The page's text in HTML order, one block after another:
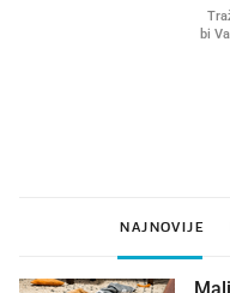
NAJNOVIJE